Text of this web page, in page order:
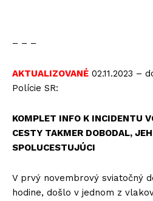
– – –
AKTUALIZOVANÉ 02.11.2023 –
Polície SR:
KOMPLET INFO K INCIDENTU
CESTY TAKMER DOBODAL,
SPOLUCESTUJÚCI
V prvý novembrový sviatočný
hodine, došlo v jednom z